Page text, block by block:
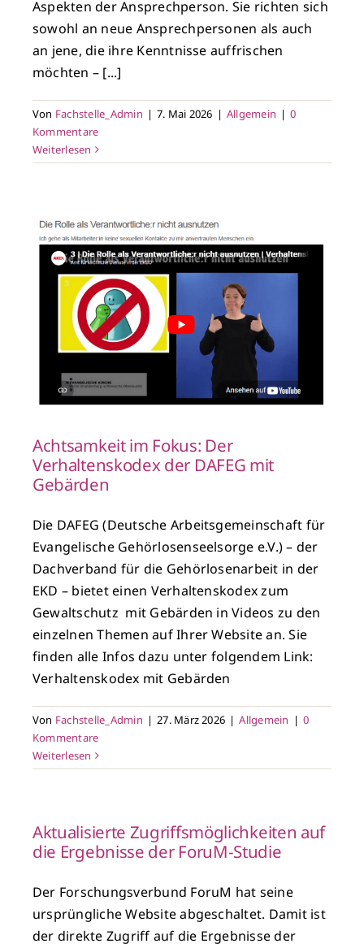
Aspekten der Ansprechperson. Sie richten sich
sowohl an neue Ansprechpersonen als auch
an jene, die ihre Kenntnisse auffrischen
möchten – [...]
Von Fachstelle_Admin | 7. Mai 2026 | Allgemein | 0
Kommentare
Weiterlesen
Achtsamkeit im Fokus: Der
Verhaltenskodex der DAFEG mit
Gebärden
Die DAFEG (Deutsche Arbeitsgemeinschaft für
Evangelische Gehörlosenseelsorge e.V.) – der
Dachverband für die Gehörlosenarbeit in der
EKD – bietet einen Verhaltenskodex zum
Gewaltschutz mit Gebärden in Videos zu den
einzelnen Themen auf Ihrer Website an. Sie
finden alle Infos dazu unter folgendem Link:
Verhaltenskodex mit Gebärden
Von Fachstelle_Admin | 27. März 2026 | Allgemein | 0
Kommentare
Weiterlesen
Aktualisierte Zugriffsmöglichkeiten auf
die Ergebnisse der ForuM-Studie
Der Forschungsverbund ForuM hat seine
ursprüngliche Website abgeschaltet. Damit ist
der direkte Zugriff auf die Ergebnisse der